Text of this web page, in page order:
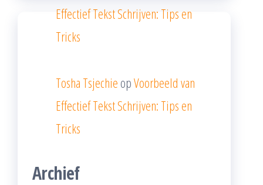
Effectief Tekst Schrijven: Tips en
Tricks
Tosha Tsjechie opVoorbeeld van
Effectief Tekst Schrijven: Tips en
Tricks
Archief